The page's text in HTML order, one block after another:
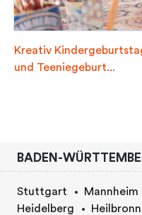
Kreativ
und Teeniegeburt...
BADEN-
Stuttgart Mannheim
Heidelberg
Heilbronn